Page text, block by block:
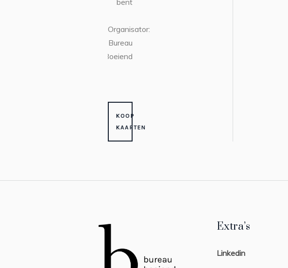
bent
Organisator:
Bureau
Boeiend
KOOP
KAARTEN
Extra’s
Linkedin